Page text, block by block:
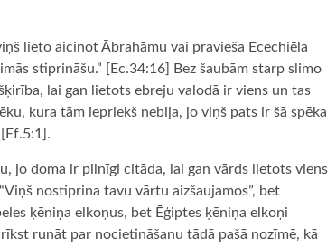
lieto aicinot Ābrahāmu vai pravieša Ecechiēla
stiprināšu.” [Ec.34:16] Bez šaubām starp slimo
lai gan lietots ebreju valodā ir viens un tas
kura tām iepriekš nebija, jo viņš pats ir šā spēka
jo doma ir pilnīgi citāda, lai gan vārds lietots viens
nostiprina tavu vārtu aizšaujamos”, bet
ķēniņa elkoņus, bet Ēģiptes ķēniņa elkoņi
runāt par nocietināšanu tādā pašā nozīmē, kā